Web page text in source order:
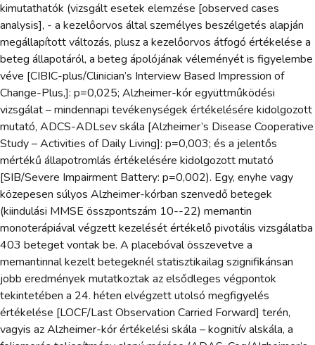
kimutathatók (vizsgált esetek elemzése [observed cases
analysis], - a kezelőorvos által személyes beszélgetés alapján
megállapított változás, plusz a kezelőorvos átfogó értékelése a
beteg állapotáról, a beteg ápolójának véleményét is figyelembe
véve [CIBIC-plus/Clinician’s Interview Based Impression of
Change-Plus,]: p=0,025; Alzheimer-kór együttműködési
vizsgálat – mindennapi tevékenységek értékelésére kidolgozott
mutató, ADCS-ADLsev skála [Alzheimer’s Disease Cooperative
Study – Activities of Daily Living]: p=0,003; és a jelentős
mértékű állapotromlás értékelésére kidolgozott mutató
[SIB/Severe Impairment Battery: p=0,002). Egy, enyhe vagy
közepesen súlyos Alzheimer-kórban szenvedő betegek
(kiindulási MMSE összpontszám 10--22) memantin
monoterápiával végzett kezelését értékelő pivotális vizsgálatba
403 beteget vontak be. A placebóval összevetve a
memantinnal kezelt betegeknél statisztikailag szignifikánsan
jobb eredmények mutatkoztak az elsődleges végpontok
tekintetében a 24. héten elvégzett utolsó megfigyelés
értékelése [LOCF/Last Observation Carried Forward] terén,
vagyis az Alzheimer-kór értékelési skála – kognitív alskála, a